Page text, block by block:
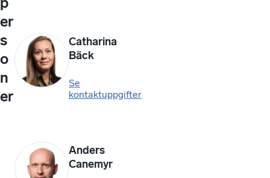
er
s
o
n
er
Catharina
Bäck
Se
kontaktuppgifter
Anders
Canemyr